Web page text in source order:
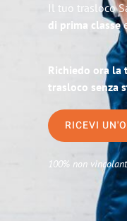
Il tuo trasloco
di prima classe
Richiedo ora la
trasloco senza
RICEVI
100% non